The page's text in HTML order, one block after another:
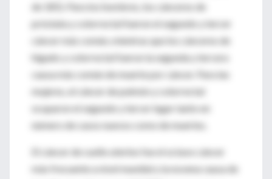
de 185). Para los hombres, los cánceres de
próstata y colorrectal fueron el segundo y tercer
cáncer más común, mientras que los cánceres de
hígado y colorrectal fueron la segunda y tercera
causa más común de muerte por cáncer. Para las
mujeres, el cáncer de pulmón y colorrectal
ocuparon el segundo y tercer lugar tanto en
número de casos nuevos como de muertes.
El cáncer de cuello uterino fue el octavo cáncer
más frecuente a nivel mundial y la novena causa de